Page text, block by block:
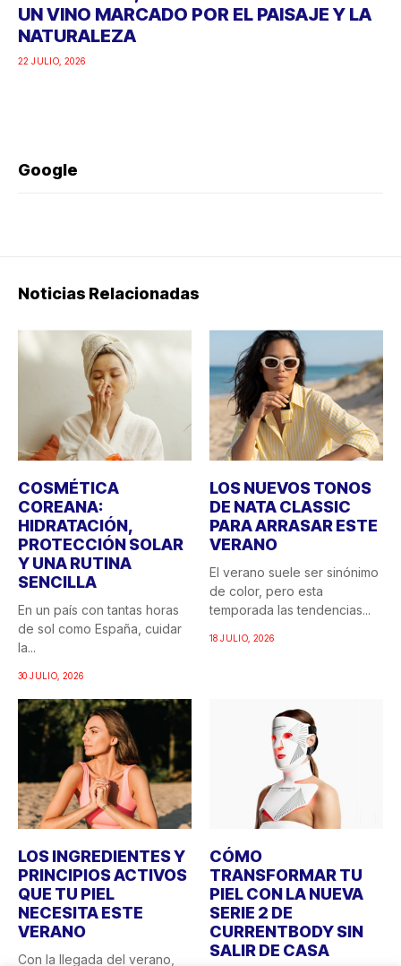
UN VINO MARCADO POR EL PAISAJE Y LA
NATURALEZA
22 JULIO, 2026
Google
Noticias Relacionadas
COSMÉTICA
COREANA:
HIDRATACIÓN,
PROTECCIÓN SOLAR
Y UNA RUTINA
SENCILLA
En un país con tantas horas
de sol como España, cuidar
la...
30 JULIO, 2026
LOS NUEVOS TONOS
DE NATA CLASSIC
PARA ARRASAR ESTE
VERANO
El verano suele ser sinónimo
de color, pero esta
temporada las tendencias...
18 JULIO, 2026
LOS INGREDIENTES Y
PRINCIPIOS ACTIVOS
QUE TU PIEL
NECESITA ESTE
VERANO
Con la llegada del verano,
CÓMO
TRANSFORMAR TU
PIEL CON LA NUEVA
SERIE 2 DE
CURRENTBODY SIN
SALIR DE CASA